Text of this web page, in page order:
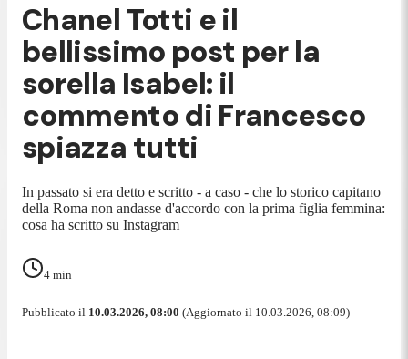
Chanel Totti e il
bellissimo post per la
sorella Isabel: il
commento di Francesco
spiazza tutti
In passato si era detto e scritto - a caso - che lo storico capitano
della Roma non andasse d'accordo con la prima figlia femmina:
cosa ha scritto su Instagram
4 min
Pubblicato il 10.03.2026, 08:00 (Aggiornato il 10.03.2026, 08:09)